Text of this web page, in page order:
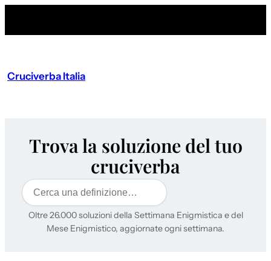
Cruciverba Italia
Trova la soluzione del tuo
cruciverba
Cerca
Oltre 26.000 soluzioni della Settimana Enigmistica e del
Mese Enigmistico, aggiornate ogni settimana.